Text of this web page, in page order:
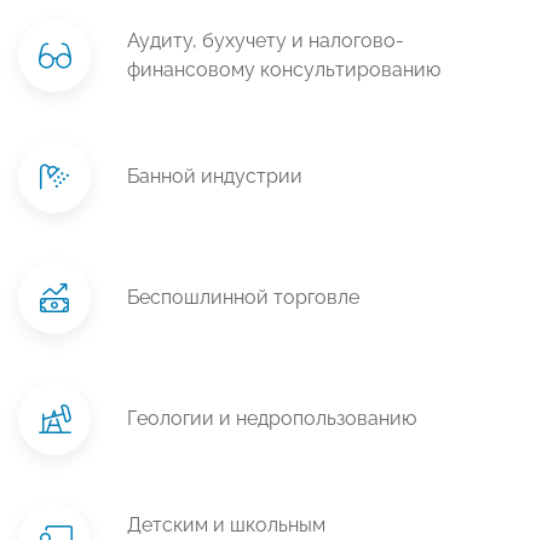
Аудиту, бухучету и налогово-
финансовому консультированию
Банной индустрии
Беспошлинной торговле
Геологии и недропользованию
Детским и школьным